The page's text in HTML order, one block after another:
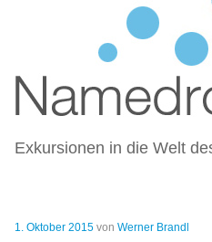
NAMEDROP – BLOG
NAMENSFINDUNG
Exkursionen in die Welt
Veröffentlicht
1. Oktober 2015 von Werner Brandl